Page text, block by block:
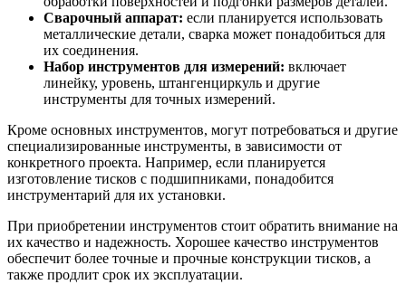
Сварочный аппарат: если планируется использовать
металлические детали, сварка может понадобиться для
их соединения.
Набор инструментов для измерений: включает
линейку, уровень, штангенциркуль и другие
инструменты для точных измерений.
Кроме основных инструментов, могут потребоваться и другие
специализированные инструменты, в зависимости от
конкретного проекта. Например, если планируется
изготовление тисков с подшипниками, понадобится
инструментарий для их установки.
При приобретении инструментов стоит обратить внимание на
их качество и надежность. Хорошее качество инструментов
обеспечит более точные и прочные конструкции тисков, а
также продлит срок их эксплуатации.